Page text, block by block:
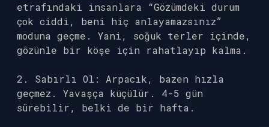
etrafındaki insanlara “Gözümdeki durum
çok ciddi, beni hiç anlayamazsınız”
moduna geçme. Yani, soğuk terler içinde,
gözünle bir köşe için rahatlayıp kalma.
2. Sabırlı Ol: Arpacık, bazen hızla
geçmez. Yavaşça küçülür. 4-5 gün
sürebilir, belki de bir hafta.